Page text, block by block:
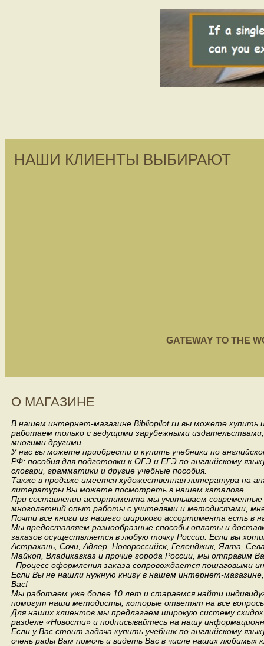
НАШИ КЛИЕНТЫ ВЫБИРАЮТ
GATEWAY TO THE
О МАГАЗИНЕ
В нашем интернет-магазине Bibliopilot.ru вы можете купить
работаем только с ведущими зарубежными издательствами,
многими другими
У нас вы можете приобрести и купить учебники по
РФ; пособия для подготовки к ОГЭ и ЕГЭ по английскому
словари, грамматики и другие учебные пособия.
Также в продаже имеется художественная литература на
литературы Вы можете посмотреть в нашем каталоге.
При составлении ассортимента мы учитываем
многолетний опыт работы с учителями и методистами,
Почти все книги из нашего широкого ассортимента есть в
Мы предоставляем разнообразные способы оплаты и
заказов осуществляется в любую точку России. Если вы
Астрахань, Сочи, Адлер, Новороссийск, Геленджик, Ялта,
Майкоп, Владикавказ и прочие города России, мы отправим
Процесс оформления заказа сопровождается пошаговыми
Если Вы не нашли нужную книгу в нашем интернет-
Вас!
Мы работаем уже более 10 лет и стараемся найти
помогут наши методисты, которые ответят на все
Для наших клиентов мы предлагаем широкую систему
разделе «Новости» и подписывайтесь на нашу
Если у Вас стоит задача купить учебник по английскому
очень рады Вам помочь и видеть Вас в числе наших любимых